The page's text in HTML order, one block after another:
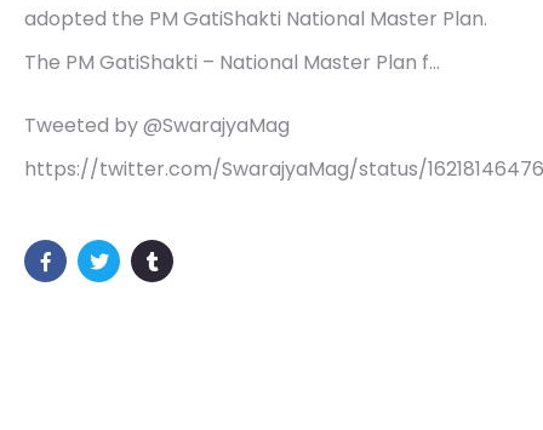
adopted the PM GatiShakti National Master Plan.
The PM GatiShakti – National Master Plan f…
Tweeted by @SwarajyaMag
https://twitter.com/SwarajyaMag/status/